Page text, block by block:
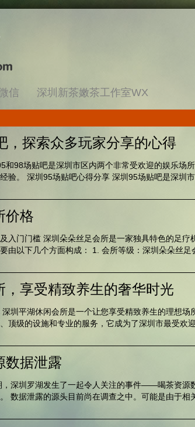
信 深圳新茶嫩茶工作室WX
，探索众多玩家分享的心得
和98场贴吧是深圳市区内两个非常受欢迎的娱乐场
验。 深圳95场贴吧心得分享 深圳95场贴吧是深圳市
价格
入门门槛 深圳朵朵丝足会所是一家独具特色的足
由以下几个方面构成： 1. 会所等级：深圳朵朵丝足
，享受精致养生的奢华时光
圳平湖休闲会所是一个让您享受精致养生的理想
顶级的设施和专业的服务，它成为了深圳市最受欢
数据泄露
深圳罗湖发生了一起令人关注的事件——喝茶资
数据泄露的源头目前尚在调查之中。可能是由于相